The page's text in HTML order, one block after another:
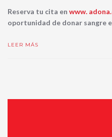
Reserva tu cita en www.
oportunidad de donar sangre
LEER MÁS